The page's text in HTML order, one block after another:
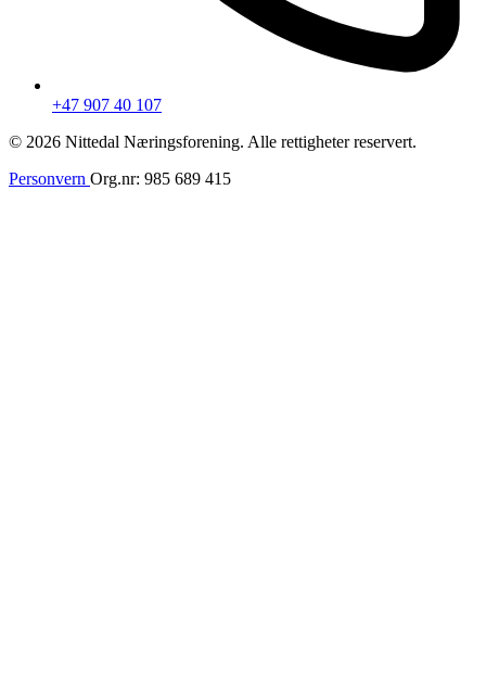
+47 907 40 107
© 2026 Nittedal Næringsforening. Alle rettigheter reservert.
Personvern Org.nr: 985 689 415